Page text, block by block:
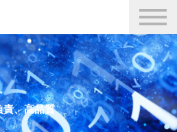
責、高品質